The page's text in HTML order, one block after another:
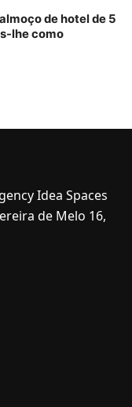
de hotel de 5
lhe como
Idea Spaces
de Melo 16,